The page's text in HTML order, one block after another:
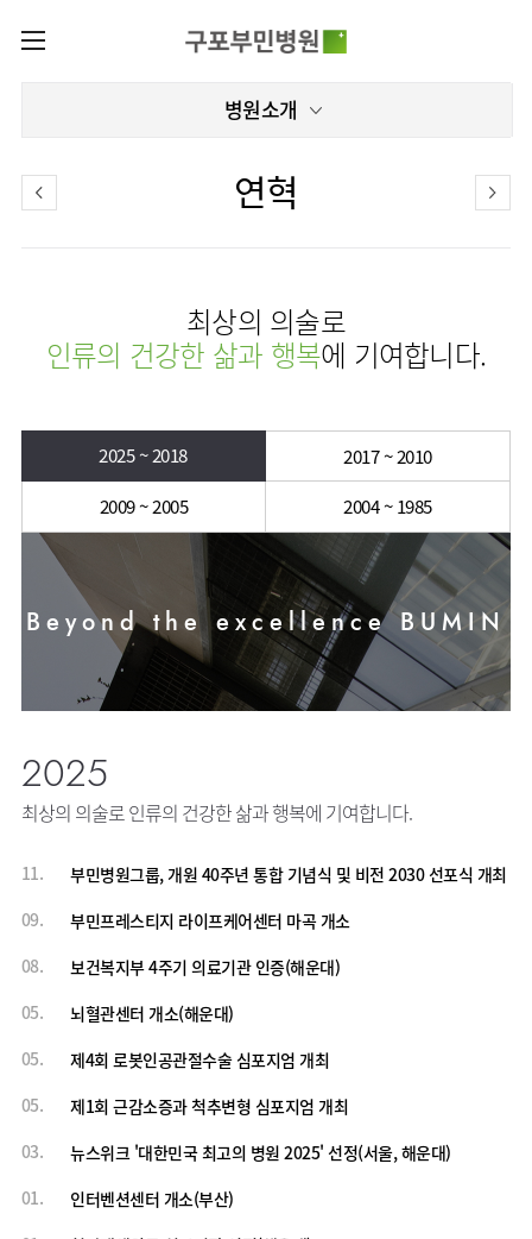
로그인
증명서발급내역
전문센터
진료안내
재활의학과
비뇨의학과
진료시간표
퇴원/
편의시설
비급여진료비
및 문의
주차시설안내
오시는길
병원장
비전과
부민스토리
연혁
조직도
연구교육
병원소식
칭찬합시다
고객의소리
부민병원
40주년
부민그룹소개
이사장소개
핵심가치
부민스토리
얼라이언스
조직도
오시는길
안내
사회공헌
언론보도
건강토크
KOR
RUS
병원소개
연혁
최상의 의술로
인류의 건강한 삶과 행복에 기여합니다.
2025 ~ 2018
2017 ~ 2010
2009 ~ 2005
2004 ~ 1985
Beyond the excellence BUMIN
2025
최상의 의술로 인류의 건강한 삶과 행복에 기여합니다.
11.
부민병원그룹, 개원 40주년 통합 기념식 및 비전 2030 선포식 개최
09.
부민프레스티지 라이프케어센터 마곡 개소
08.
보건복지부 4주기 의료기관 인증(해운대)
05.
뇌혈관센터 개소(해운대)
05.
제4회 로봇인공관절수술 심포지엄 개최
05.
제1회 근감소증과 척추변형 심포지엄 개최
03.
뉴스위크 '대한민국 최고의 병원 2025' 선정(서울, 해운대)
01.
인터벤션센터 개소(부산)